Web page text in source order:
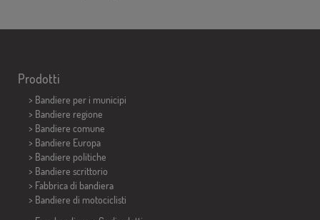
Prodotti
> Bandiere per i municipi
> Bandiere regione
> Bandiere comune
> Bandiere Europa
> Bandiere politiche
> Bandiere scrittorio
> Fabbrica di bandiera
> Bandiere di motociclisti